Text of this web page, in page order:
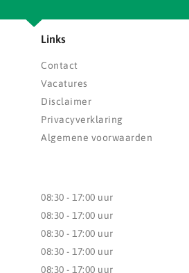
Links
Contact
Vacatures
Disclaimer
Privacyverklaring
Algemene voorwaarden
08:30 - 17:00 uur
08:30 - 17:00 uur
08:30 - 17:00 uur
08:30 - 17:00 uur
08:30 - 17:00 uur